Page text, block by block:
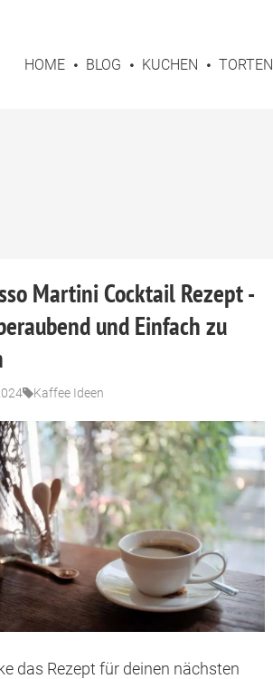
HOME BLOG KUCHEN TORTEN
Martini Cocktail Rezept -
und Einfach zu
Kaffee Ideen
das Rezept für deinen nächsten